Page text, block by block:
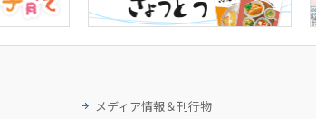
メディア情報＆刊行物